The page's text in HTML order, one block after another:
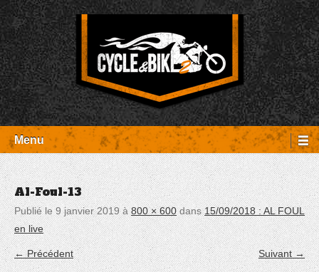
Aller
au
contenu
Cycle et Bike
Entretien Harley-Davidson, préparation et custom, boutique, pièces
détachées Rambouillet
Menu
Al-Foul-13
Publié le 9 janvier 2019à 800 × 600dans15/09/2018 : AL FOUL
en live
← Précédent Suivant →
Panneau de gestion des cookies